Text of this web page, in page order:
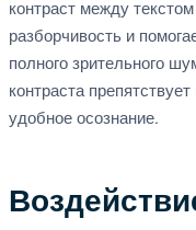
контраст между
разборчивость и
полного зрительного
контраста
удобное осознание.